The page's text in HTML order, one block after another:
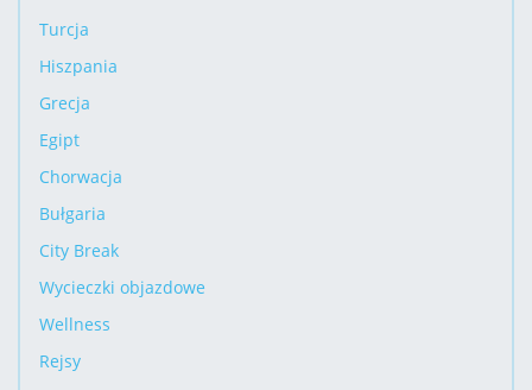
Turcja
Hiszpania
Grecja
Egipt
Chorwacja
Bułgaria
City Break
Wycieczki objazdowe
Wellness
Rejsy